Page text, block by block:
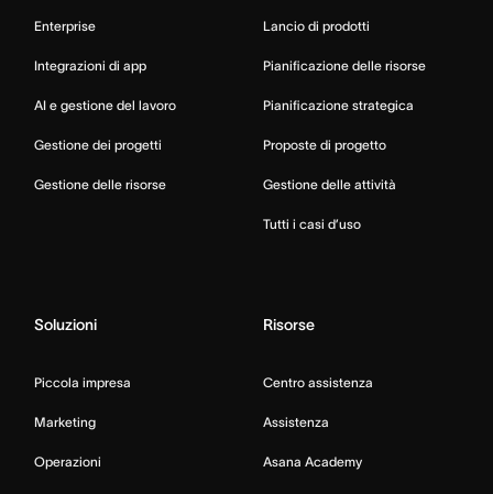
Enterprise
Integrazioni di app
AI e gestione del lavoro
Gestione dei progetti
Gestione delle risorse
Lancio di prodotti
Pianificazione delle risorse
Pianificazione strategica
Proposte di progetto
Gestione delle attività
Tutti i casi d’uso
Soluzioni
Piccola impresa
Marketing
Operazioni
Risorse
Centro assistenza
Assistenza
Asana Academy